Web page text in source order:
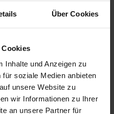
Über Cookies
Cookies
Inhalte und Anzeigen zu
soziale Medien anbieten
unsere Website zu
wir Informationen zu Ihrer
an unsere Partner für
ins 5-Elemente-Museum
durch Waidhofens
und absolut interaktiv. (Ja,
Highlight-Tipp!)